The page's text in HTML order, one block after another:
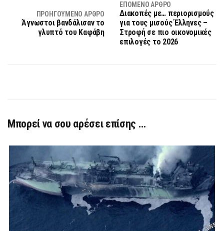
ΠΡΟΗΓΟΎΜΕΝΟ ΆΡΘΡΟ
Άγνωστοι βανδάλισαν το
γλυπτό του Καφάβη
ΕΠΌΜΕΝΟ ΆΡΘΡΟ
Διακοπές με… περιορισμούς
για τους μισούς Έλληνες –
Στροφή σε πιο οικονομικές
επιλογές το 2026
Μπορεί να σου αρέσει επίσης …